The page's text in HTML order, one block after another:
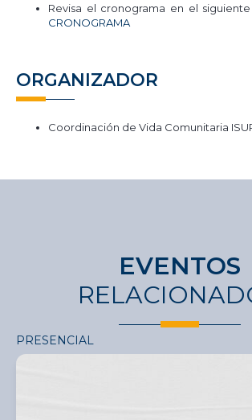
Revisa el cronograma en el
CRONOGRAMA
ORGANIZADOR
Coordinación de Vida Comunitaria
EVENTOS
PRESENCIAL